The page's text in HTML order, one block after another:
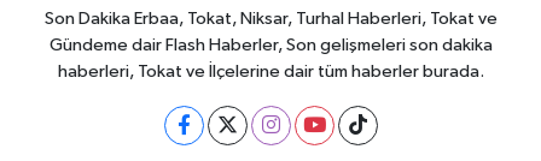
Son Dakika Erbaa, Tokat, Niksar, Turhal Haberleri, Tokat ve
Gündeme dair Flash Haberler, Son gelişmeleri son dakika
haberleri, Tokat ve İlçelerine dair tüm haberler burada.